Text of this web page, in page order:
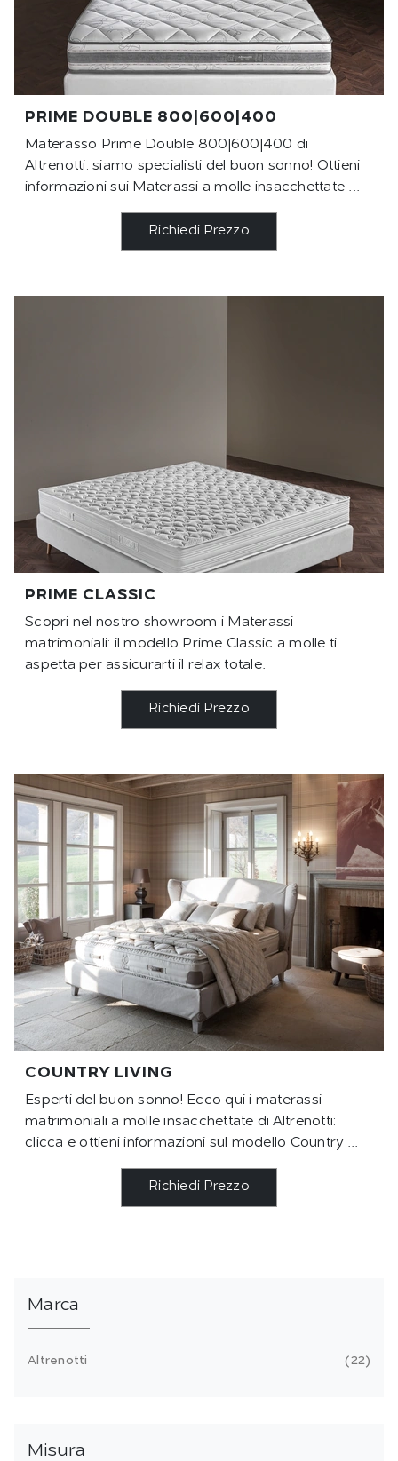
PRIME DOUBLE 800|600|400
Materasso Prime Double 800|600|400 di
Altrenotti: siamo specialisti del buon sonno! Ottieni
informazioni sui Materassi a molle insacchettate ...
Richiedi Prezzo
PRIME CLASSIC
Scopri nel nostro showroom i Materassi
matrimoniali: il modello Prime Classic a molle ti
aspetta per assicurarti il relax totale.
Richiedi Prezzo
COUNTRY LIVING
Esperti del buon sonno! Ecco qui i materassi
matrimoniali a molle insacchettate di Altrenotti:
clicca e ottieni informazioni sul modello Country ...
Richiedi Prezzo
Marca
Altrenotti 22
Misura